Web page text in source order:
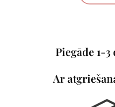
Piegāde 1-
Ar